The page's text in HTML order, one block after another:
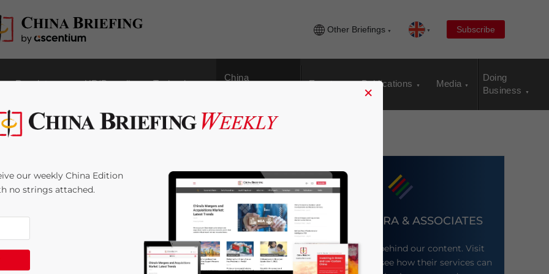
Other Briefings Subscribe
Regulatory HR/Payroll Technology
China
Events Publications Media
Doing
Business
Italia e Cina ha ottime
economico e
DEZAN SHIRA & ASSOCIATES
Meet the firm behind our content. Visit
their website to see how their services can
×
our weekly China Edition
no strings attached.